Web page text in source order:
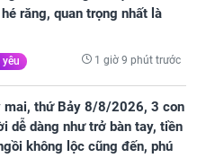
răng, quan trọng nhất là
1 giờ 9 phút trước
mai, thứ Bảy 8/8/2026, 3 con
dễ dàng như trở bàn tay, tiền
không lộc cũng đến, phú